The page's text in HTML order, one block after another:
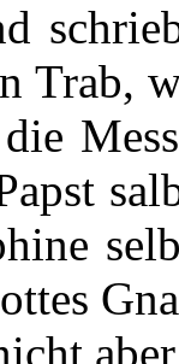
Trab,
aber